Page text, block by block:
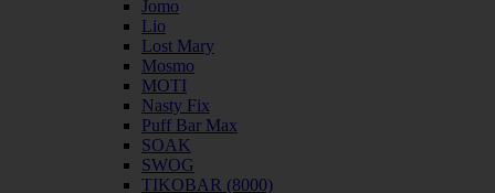
Jomo
Lio
Lost Mary
Mosmo
MOTI
Nasty Fix
Puff Bar Max
SOAK
SWOG
TIKOBAR (8000)